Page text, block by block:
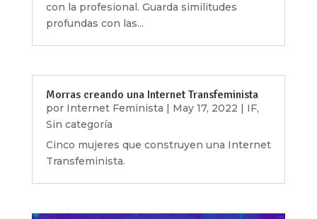
con la profesional. Guarda similitudes
profundas con las...
Morras creando una Internet Transfeminista
por Internet Feminista May 17, 2022 IF,
Sin categoría
Cinco mujeres que construyen una Internet
Transfeminista.